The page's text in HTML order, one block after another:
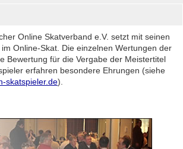
Online Skatverband e.V. setzt mit seinen
Online-Skat. Die einzelnen Wertungen der
Bewertung für die Vergabe der Meistertitel
erfahren besondere Ehrungen (siehe
skatspieler.de).